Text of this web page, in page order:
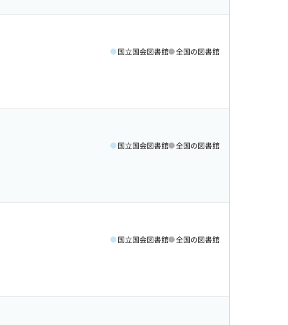
国立国会図書館 全国の図書館
国立国会図書館 全国の図書館
国立国会図書館 全国の図書館